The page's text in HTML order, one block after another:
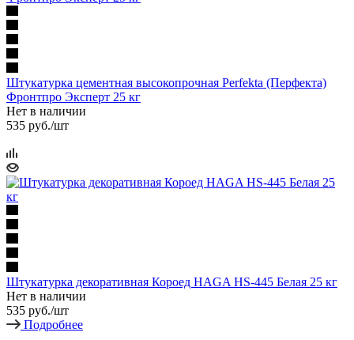
Штукатурка цементная высокопрочная Perfekta (Перфекта)
Фронтпро Эксперт 25 кг
Нет в наличии
535 руб./шт
Штукатурка декоративная Короед HAGA HS-445 Белая 25 кг
Нет в наличии
535 руб./шт
Подробнее